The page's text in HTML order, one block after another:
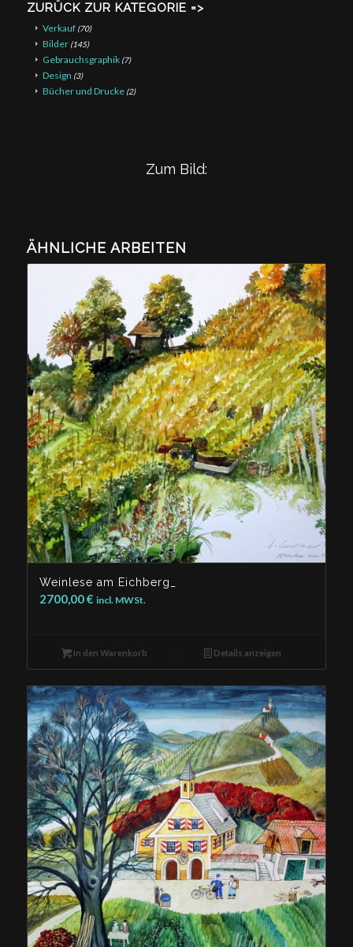
ZURÜCK ZUR KATEGORIE =>
Verkauf (70)
Bilder (145)
Gebrauchsgraphik (7)
Design (3)
Bücher und Drucke (2)
Zum Bild:
ÄHNLICHE ARBEITEN
Weinlese am Eichberg_
2700,00€ incl. MWSt.
In den Warenkorb Details anzeigen